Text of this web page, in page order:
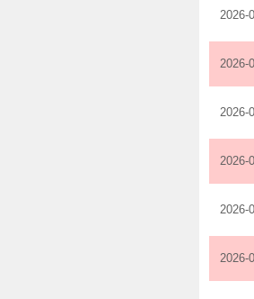
2026-
2026-
2026-
2026-
2026-
2026-